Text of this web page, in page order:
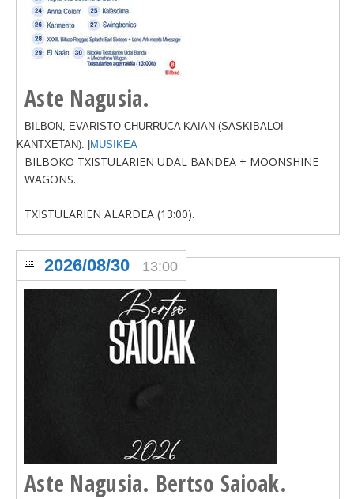
BEREZIAK
ARGAZKIAK
... AUKERA GEHIAGO
Aste Nagusia.
BILBON, EVARISTO CHURRUCA KAIAN (SASKIBALOI-
KANTXETAN). |
MUSIKEA
BILBOKO TXISTULARIEN UDAL BANDEA + MOONSHINE
WAGONS.
TXISTULARIEN ALARDEA (13:00).
Aste Nagusia. Bertso Saioak.
2026/08/30 13:00